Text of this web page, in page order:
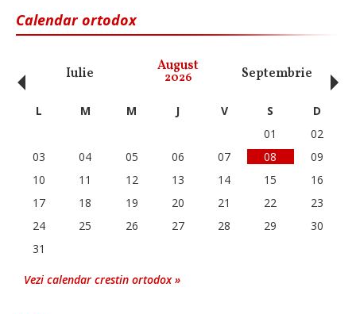
Calendar ortodox
Iulie August
2026 Septembrie
‹ L M M J V S
D
01
02
03
04 05 06 07 08
09
10
11 12 13 14 15
16
17
18 19 20 21 22
23
24
25 26 27 28 29
30
31
Vezi calendar crestin ortodox »